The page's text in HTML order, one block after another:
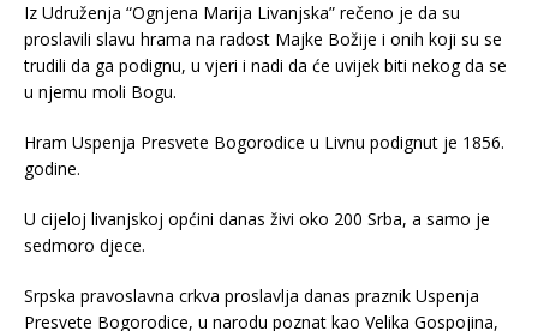
Iz Udruženja “Ognjena Marija Livanjska” rečeno je da su
proslavili slavu hrama na radost Majke Božije i onih koji su se
trudili da ga podignu, u vjeri i nadi da će uvijek biti nekog da se
u njemu moli Bogu.
Hram Uspenja Presvete Bogorodice u Livnu podignut je 1856.
godine.
U cijeloj livanjskoj općini danas živi oko 200 Srba, a samo je
sedmoro djece.
Srpska pravoslavna crkva proslavlja danas praznik Uspenja
Presvete Bogorodice, u narodu poznat kao Velika Gospojina,